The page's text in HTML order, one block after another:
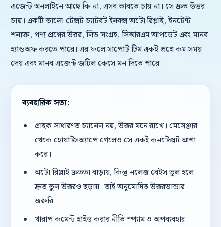
এজেন্ট অনলাইনে আছে কি না, এসব ভাবতে চায় না। সে দ্রুত উত্তর
চায়। একটি ভালো টেক্সট চ্যাটবট ইনবক্স অটো রিপ্লাই, ইনটেন্ট
শনাক্ত, পণ্য প্রশ্নের উত্তর, লিড সংগ্রহ, সিআরএম আপডেট এবং মানব
হ্যান্ডঅফ করতে পারে। এর ফলে সাপোর্ট টিম একই প্রশ্নে কম সময়
দেয় এবং মানব এজেন্ট জটিল কেসে মন দিতে পারে।
ব্যবহারিক সত্য:
গ্রাহক সাধারণত চ্যানেল নয়, উত্তর মনে রাখে। মেসেঞ্জার
থেকে হোয়াটসঅ্যাপে গেলেও সে একই কনটেক্সট আশা
করে।
অটো রিপ্লাই দ্রুততা বাড়ায়, কিন্তু নলেজ বেইস ভুল হলে
দ্রুত ভুল উত্তরও ছড়ায়। তাই অনুমোদিত উত্তরভান্ডার
জরুরি।
খারাপ কমেন্ট হাইড করার নীতি স্প্যাম ও অপব্যবহার